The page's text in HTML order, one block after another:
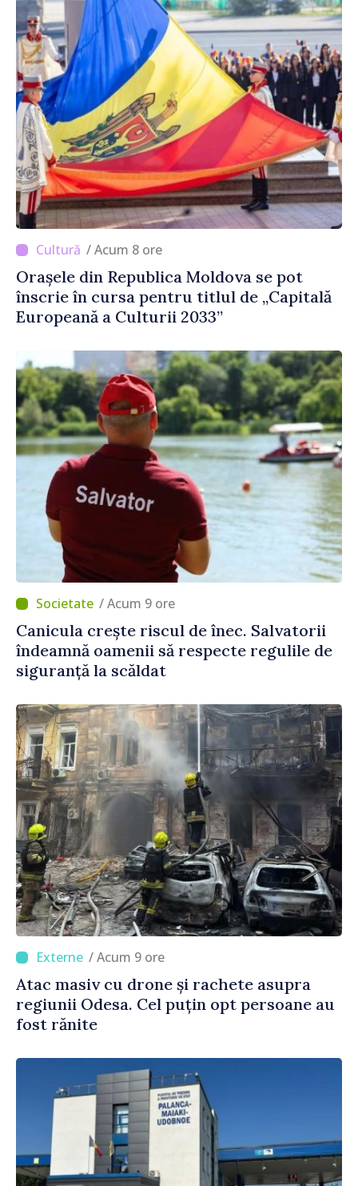
/ Acum 8 ore
Orașele din Republica Moldova se pot
înscrie în cursa pentru titlul de „Capitală
Europeană a Culturii 2033”
/ Acum 9 ore
Canicula crește riscul de înec. Salvatorii
îndeamnă oamenii să respecte regulile de
siguranță la scăldat
/ Acum 9 ore
Atac masiv cu drone și rachete asupra
regiunii Odesa. Cel puțin opt persoane au
fost rănite